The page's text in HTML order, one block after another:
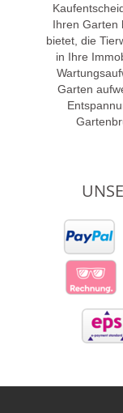
Ihren Garten
bietet, die
in Ihre
Garten